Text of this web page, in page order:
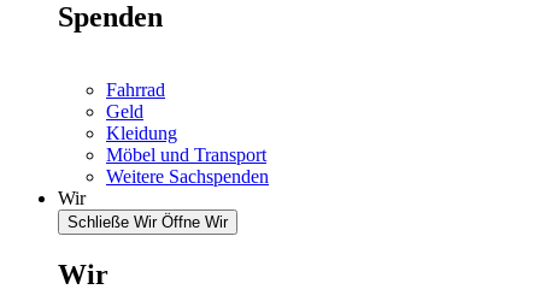
Spenden
Fahrrad
Geld
Kleidung
Möbel und Transport
Weitere Sachspenden
Wir
Schließe Wir Öffne Wir
Wir